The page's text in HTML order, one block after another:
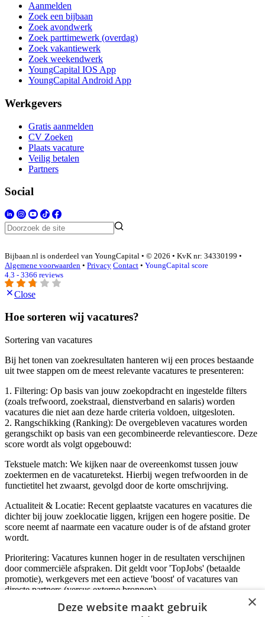
Aanmelden
Zoek een bijbaan
Zoek avondwerk
Zoek parttimewerk (overdag)
Zoek vakantiewerk
Zoek weekendwerk
YoungCapital IOS App
YoungCapital Android App
Werkgevers
Gratis aanmelden
CV Zoeken
Plaats vacature
Veilig betalen
Partners
Social
Bijbaan.nl is onderdeel van YoungCapital • © 2026 • KvK nr: 34330199 •
Algemene voorwaarden • Privacy Contact • YoungCapital score
4.3 - 3366 reviews
Close
Hoe sorteren wij vacatures?
Sortering van vacatures
Bij het tonen van zoekresultaten hanteren wij een proces bestaande
uit twee stappen om de meest relevante vacatures te presenteren:
1. Filtering: Op basis van jouw zoekopdracht en ingestelde filters
(zoals trefwoord, zoekstraal, dienstverband en salaris) worden
vacatures die niet aan deze harde criteria voldoen, uitgesloten.
2. Rangschikking (Ranking): De overgebleven vacatures worden
gerangschikt op basis van een gecombineerde relevantiescore. Deze
score wordt als volgt opgebouwd:
Tekstuele match: We kijken naar de overeenkomst tussen jouw
zoektermen en de vacaturetekst. Hierbij wegen trefwoorden in de
functietitel het zwaarst, gevolgd door de korte omschrijving.
Actualiteit & Locatie: Recent geplaatste vacatures en vacatures die
dichter bij jouw zoeklocatie liggen, krijgen een hogere positie. De
score neemt af naarmate een vacature ouder is of de afstand groter
wordt.
Prioritering: Vacatures kunnen hoger in de resultaten verschijnen
door commerciële afspraken. Dit geldt voor 'TopJobs' (betaalde
promotie), werkgevers met een actieve 'boost' of vacatures van
directe partners (versus externe bronnen).
×
Deze website maakt gebruik